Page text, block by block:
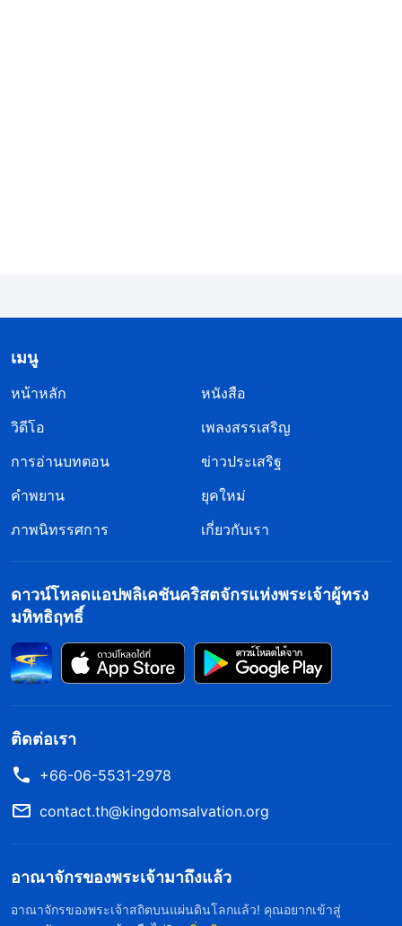
ไม่ใช่พระอัตลักษณ์ของพระเจ้าหรอกหรือ? ไม่มีสิ่งใด
เป็นเท็จในการนี้ ดังนั้นเมื่อเจ้าเห็นนกกำลังบินบน
ที่สามารถบินได้ มีสิ่งมีชีวิตที่ว่ายในน้ำ และพวกมันมี
หนทางของพวกมันเองในการอยู่รอด ต้นไม้และพืช
พรรณที่อาศัยอยู่ในดินผลิดอกและงอกงามในฤดูใบไม้
ผลิ และออกผลและผลัดใบในฤดูใบไม้ร่วง และเมื่อถึง
ฤดูหนาวใบไม้ทั้งหมดก็ร่วงไปเมื่อพืชพรรณเหล่านั้น
ตระเตรียมที่จะกรำฝ่าให้พ้นฤดูหนาวไปได้ นั่นคือ
หนทางแห่งความอยู่รอดของพวกมัน พระเจ้าได้ทรง
สร้างทุกสรรพสิ่ง และแต่ละสิ่งดำรงชีวิตในรูปแบบที่
แตกต่างกันและหนทางที่แตกต่างกันและใช้วิธีการที่
มันดำรงชีวิตอยู่ ไม่สำคัญว่าสิ่งทั้งหลายจะดำเนินชีวิต
พระเจ้า อะไรหรือคือพระประสงค์ของพระเจ้าในการ
ปกครองรูปแบบที่แตกต่างกันทั้งมวลของชีวิตและสิ่งมี
ชีวิตทั้งหลาย? นั่นเป็นไปเพื่อประโยชน์แห่งความอยู่
รอดของมวลมนุษย์ใช่หรือไม่? พระองค์ทรงควบคุมกฎ
แห่งชีวิตทั้งมวล ทั้งหมดก็เพื่อประโยชน์แห่งความอยู่
เมนู
หน้าหลัก
หนังสือ
วิดีโอ
เพลงสรรเสริญ
การอ่านบทตอน
ข่าวประเสริฐ
คำพยาน
ยุคใหม่
ภาพนิทรรศการ
เกี่ยวกับเรา
ดาวน์โหลดแอปพลิเคชันคริสตจักรแห่งพระเจ้าผู้ทรง
มหิทธิฤทธิ์
ติดต่อเรา
+66-06-5531-2978
contact.th@kingdomsalvation.org
อาณาจักรของพระเจ้ามาถึงแล้ว
อาณาจักรของพระเจ้าสถิตบนแผ่นดินโลกแล้ว! คุณอยากเข้าสู่